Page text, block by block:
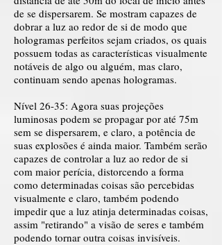
de se dispersarem. Se mostram capazes de
dobrar a luz ao redor de si de modo que
hologramas perfeitos sejam criados, os quais
possuem todas as características visualmente
notáveis de algo ou alguém, mas claro,
continuam sendo apenas hologramas.
Nível 26-35: Agora suas projeções
luminosas podem se propagar por até 75m
sem se dispersarem, e claro, a potência de
suas explosões é ainda maior. Também serão
capazes de controlar a luz ao redor de si
com maior perícia, distorcendo a forma
como determinadas coisas são percebidas
visualmente e claro, também podendo
impedir que a luz atinja determinadas coisas,
assim "retirando" a visão de seres e também
podendo tornar outra coisas invisíveis.